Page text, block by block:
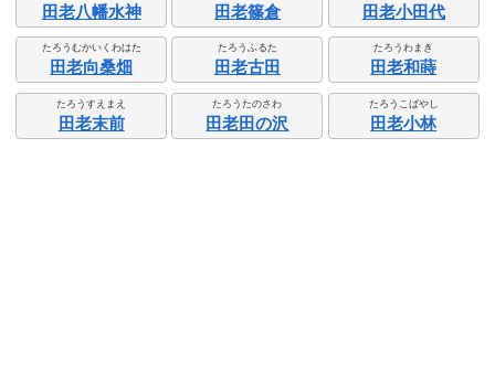
田老八幡水神 田老篠倉 田老小田代
たろうむかいくわはた
田老向桑畑
たろうふるた
田老古田
たろうわまき
田老和蒔
たろうすえまえ
田老末前
たろうたのさわ
田老田の沢
たろうこばやし
田老小林